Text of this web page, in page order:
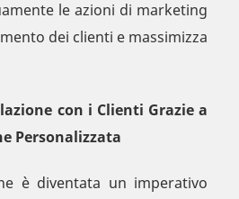
le azioni di marketing
dei clienti e massimizza
con i Clienti Grazie a
Personalizzata
è diventata un imperativo